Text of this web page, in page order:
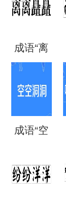
是什么
成语“离
读？用
来形容
成语“空
洞”是什